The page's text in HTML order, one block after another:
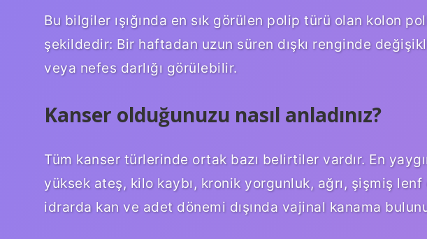
Bu bilgiler ışığında en sık görülen polip türü olan kolon
şekildedir: Bir haftadan uzun süren dışkı renginde
veya nefes darlığı görülebilir.
Kanser olduğunuzu nasıl anladınız?
Tüm kanser türlerinde ortak bazı belirtiler vardır. En
yüksek ateş, kilo kaybı, kronik yorgunluk, ağrı, şişmiş lenf
idrarda kan ve adet dönemi dışında vajinal kanama